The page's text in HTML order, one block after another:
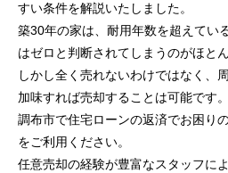
すい条件を解説いたしました。
築30年の家は、耐用年数を超えてい
はゼロと判断されてしまうのがほと
しかし全く売れないわけではなく、
加味すれば売却することは可能です。
調布市で住宅ローンの返済でお困りの
をご利用ください。
任意売却の経験が豊富なスタッフに